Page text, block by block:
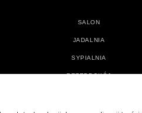
SALON
JADALNIA
SYPIALNIA
PRZEDPOKÓJ